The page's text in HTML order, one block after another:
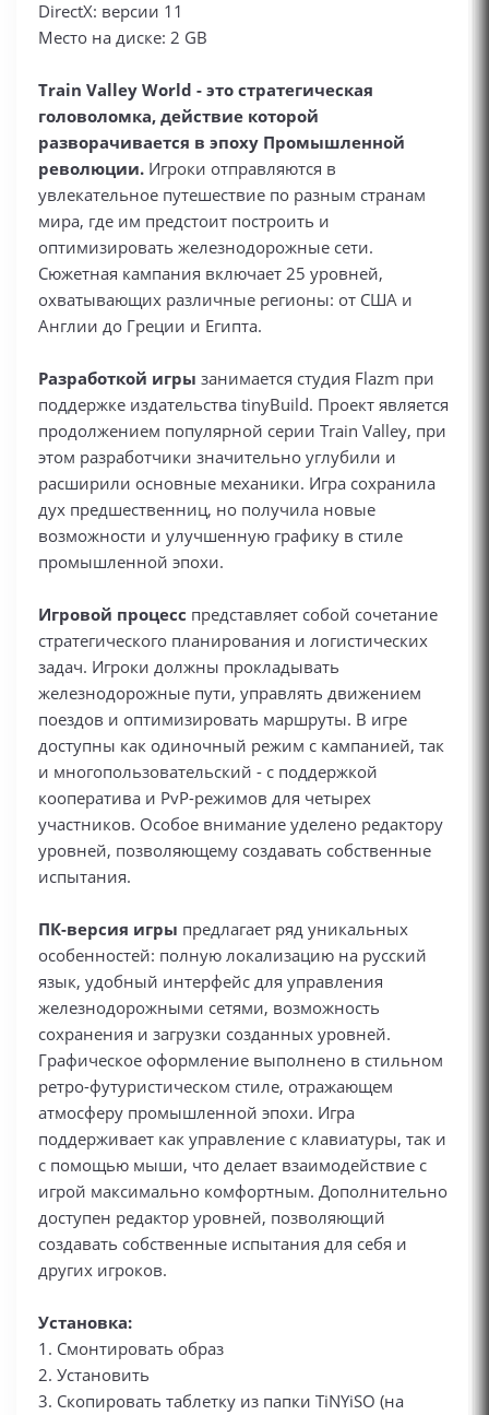
DirectX: версии 11
Место на диске: 2 GB
Train Valley World - это стратегическая
головоломка, действие которой
разворачивается в эпоху Промышленной
революции. Игроки отправляются в
увлекательное путешествие по разным странам
мира, где им предстоит построить и
оптимизировать железнодорожные сети.
Сюжетная кампания включает 25 уровней,
охватывающих различные регионы: от США и
Англии до Греции и Египта.
Разработкой игры занимается студия Flazm при
поддержке издательства tinyBuild. Проект является
продолжением популярной серии Train Valley, при
этом разработчики значительно углубили и
расширили основные механики. Игра сохранила
дух предшественниц, но получила новые
возможности и улучшенную графику в стиле
промышленной эпохи.
Игровой процесс представляет собой сочетание
стратегического планирования и логистических
задач. Игроки должны прокладывать
железнодорожные пути, управлять движением
поездов и оптимизировать маршруты. В игре
доступны как одиночный режим с кампанией, так
и многопользовательский - с поддержкой
кооператива и PvP-режимов для четырех
участников. Особое внимание уделено редактору
уровней, позволяющему создавать собственные
испытания.
ПК-версия игры предлагает ряд уникальных
особенностей: полную локализацию на русский
язык, удобный интерфейс для управления
железнодорожными сетями, возможность
сохранения и загрузки созданных уровней.
Графическое оформление выполнено в стильном
ретро-футуристическом стиле, отражающем
атмосферу промышленной эпохи. Игра
поддерживает как управление с клавиатуры, так и
с помощью мыши, что делает взаимодействие с
игрой максимально комфортным. Дополнительно
доступен редактор уровней, позволяющий
создавать собственные испытания для себя и
других игроков.
Установка:
1. Смонтировать образ
2. Установить
3. Скопировать таблетку из папки TiNYiSO (на